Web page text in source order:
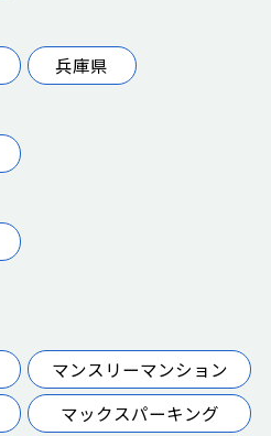
兵庫県
マンスリーマンション
マックスパーキング